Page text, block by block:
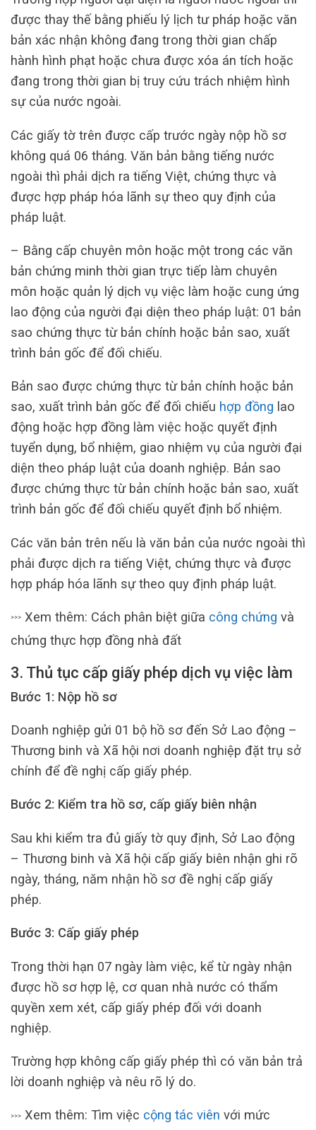
được thay thế bằng phiếu lý lịch tư pháp hoặc văn
bản xác nhận không đang trong thời gian chấp
hành hình phạt hoặc chưa được xóa án tích hoặc
đang trong thời gian bị truy cứu trách nhiệm hình
sự của nước ngoài.
Các giấy tờ trên được cấp trước ngày nộp hồ sơ
không quá 06 tháng. Văn bản bằng tiếng nước
ngoài thì phải dịch ra tiếng Việt, chứng thực và
được hợp pháp hóa lãnh sự theo quy định của
pháp luật.
– Bằng cấp chuyên môn hoặc một trong các văn
bản chứng minh thời gian trực tiếp làm chuyên
môn hoặc quản lý dịch vụ việc làm hoặc cung ứng
lao động của người đại diện theo pháp luật: 01 bản
sao chứng thực từ bản chính hoặc bản sao, xuất
trình bản gốc để đối chiếu.
Bản sao được chứng thực từ bản chính hoặc bản
sao, xuất trình bản gốc để đối chiếu hợp đồng lao
động hoặc hợp đồng làm việc hoặc quyết định
tuyển dụng, bổ nhiệm, giao nhiệm vụ của người đại
diện theo pháp luật của doanh nghiệp. Bản sao
được chứng thực từ bản chính hoặc bản sao, xuất
trình bản gốc để đối chiếu quyết định bổ nhiệm.
Các văn bản trên nếu là văn bản của nước ngoài thì
phải được dịch ra tiếng Việt, chứng thực và được
hợp pháp hóa lãnh sự theo quy định pháp luật.
>>> Xem thêm: Cách phân biệt giữa công chứng và
chứng thực hợp đồng nhà đất
3. Thủ tục cấp giấy phép dịch vụ việc làm
Bước 1: Nộp hồ sơ
Doanh nghiệp gửi 01 bộ hồ sơ đến Sở Lao động –
Thương binh và Xã hội nơi doanh nghiệp đặt trụ sở
chính để đề nghị cấp giấy phép.
Bước 2: Kiểm tra hồ sơ, cấp giấy biên nhận
Sau khi kiểm tra đủ giấy tờ quy định, Sở Lao động
– Thương binh và Xã hội cấp giấy biên nhận ghi rõ
ngày, tháng, năm nhận hồ sơ đề nghị cấp giấy
phép.
Bước 3: Cấp giấy phép
Trong thời hạn 07 ngày làm việc, kể từ ngày nhận
được hồ sơ hợp lệ, cơ quan nhà nước có thẩm
quyền xem xét, cấp giấy phép đối với doanh
nghiệp.
Trường hợp không cấp giấy phép thì có văn bản trả
lời doanh nghiệp và nêu rõ lý do.
>>> Xem thêm: Tìm việc cộng tác viên với mức